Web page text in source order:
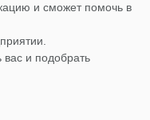
и сможет помочь в
и подобрать